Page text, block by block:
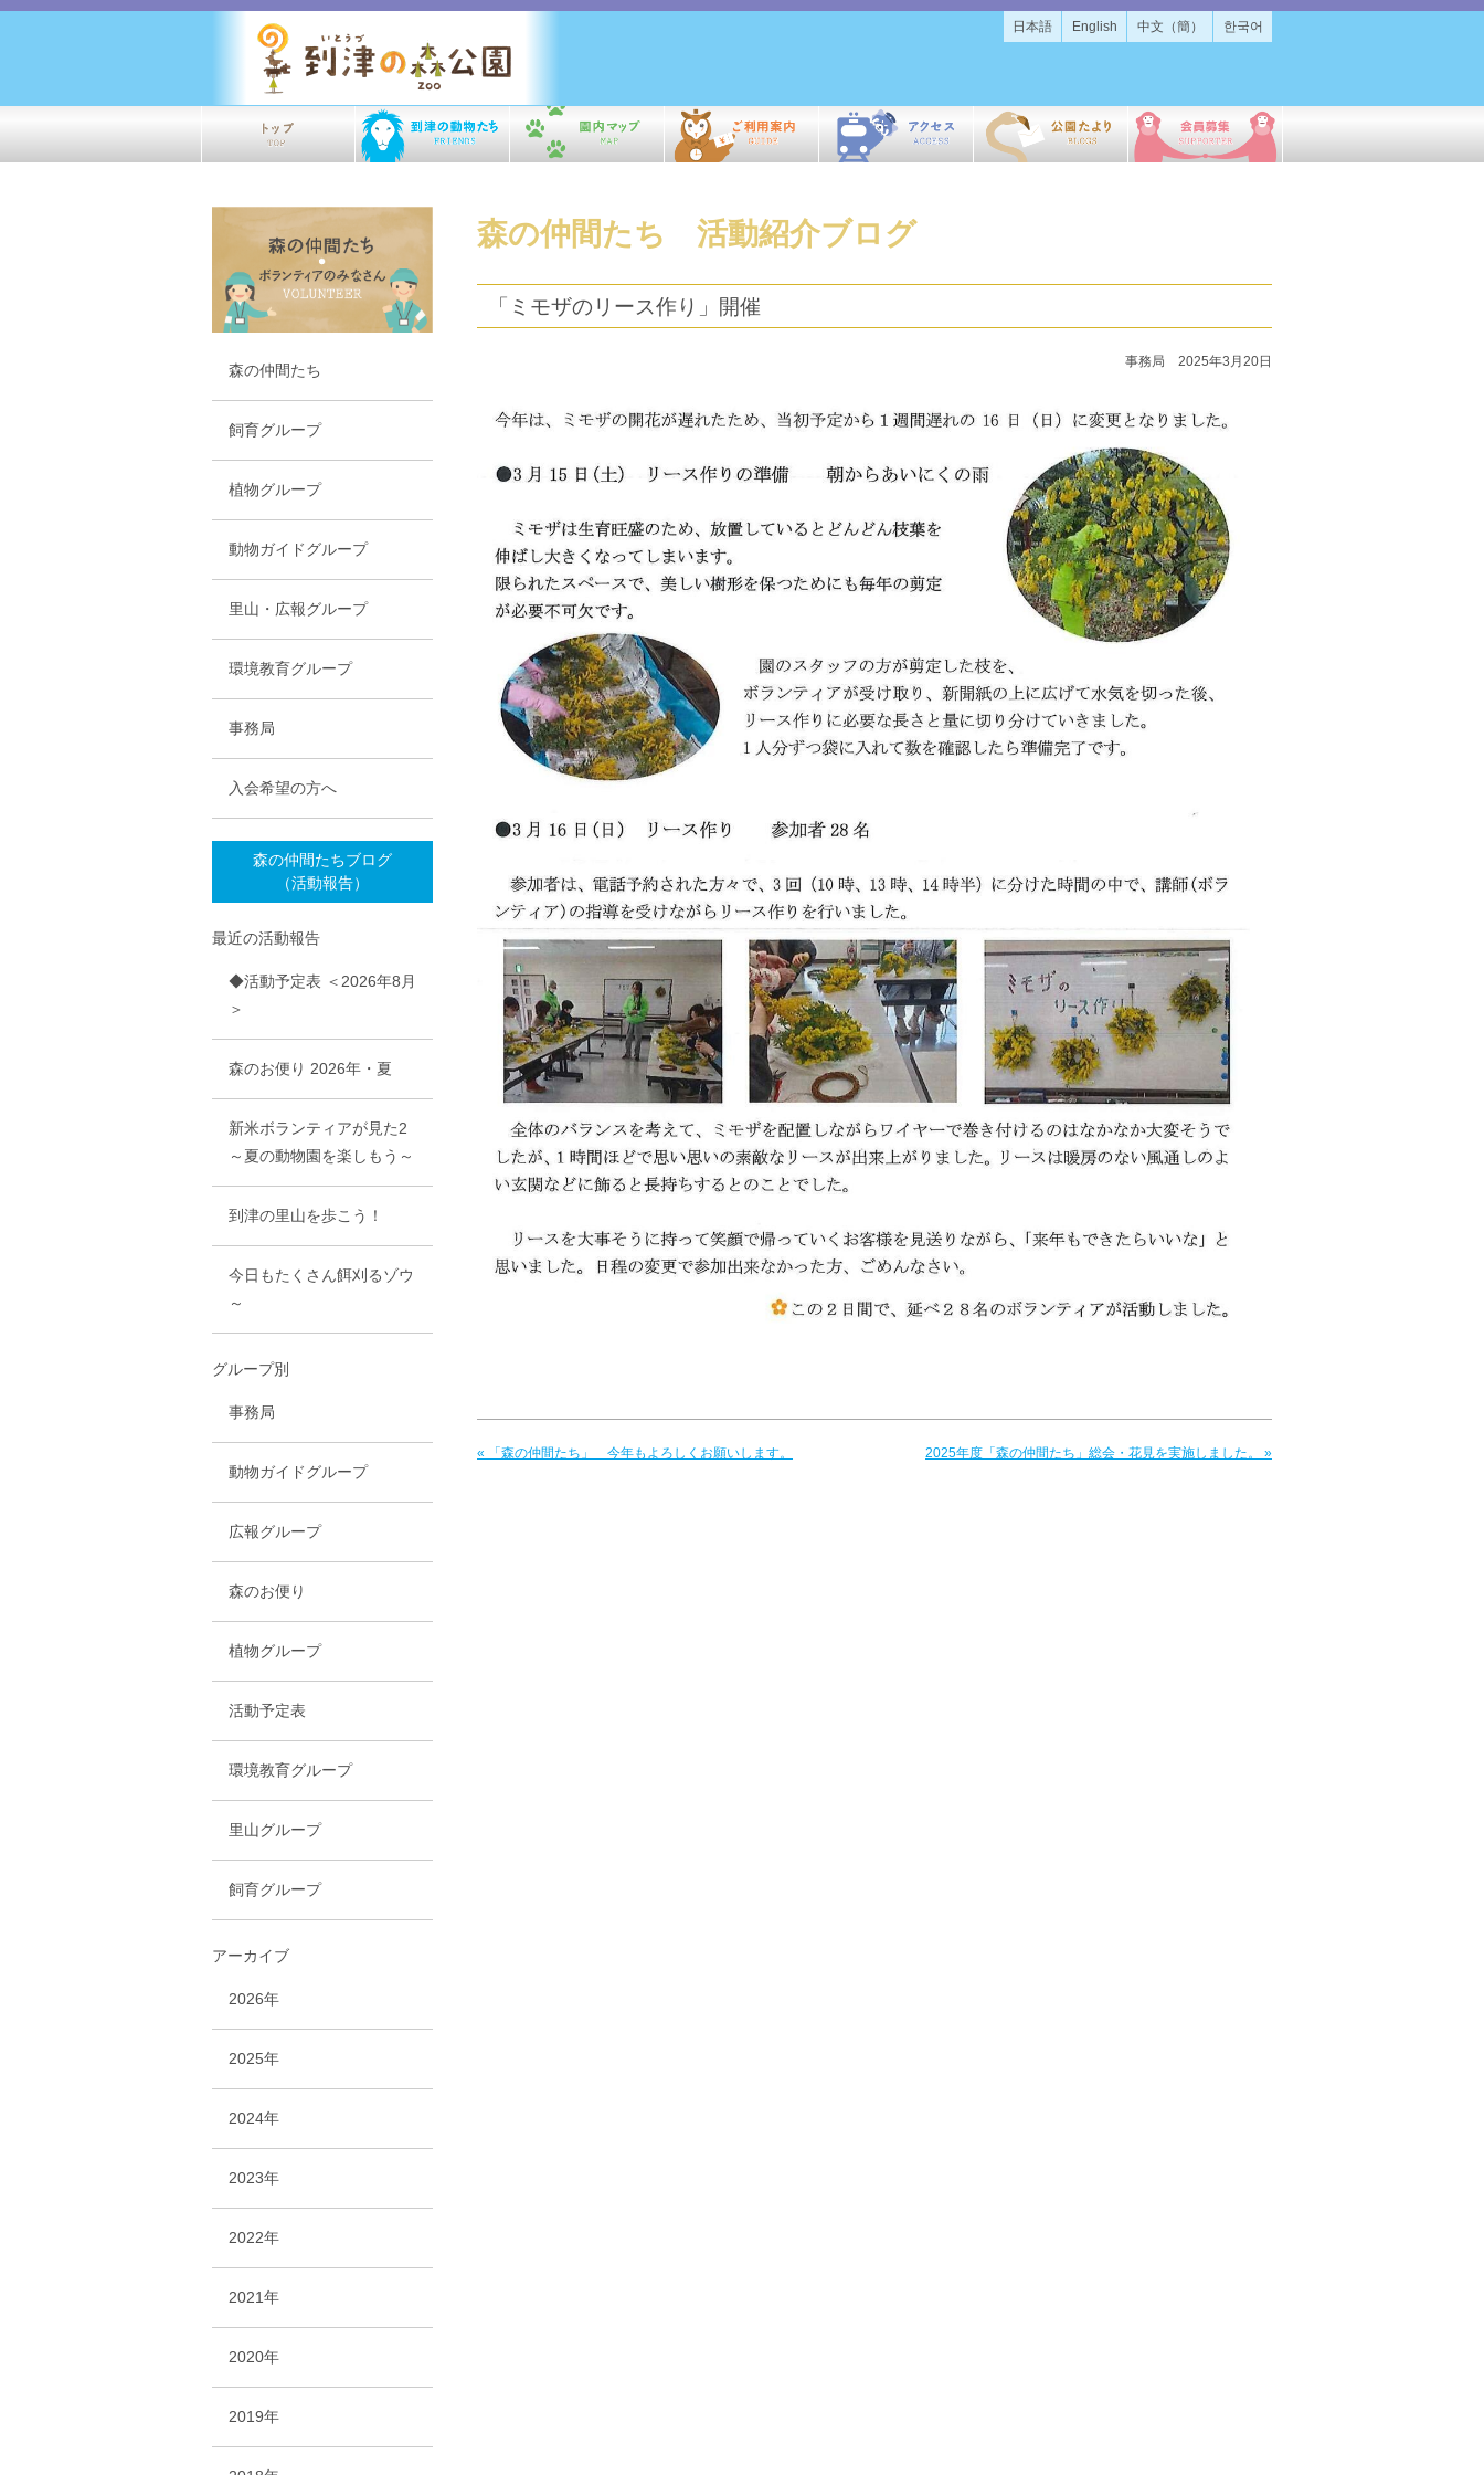
日本語 English 中文（簡） 한국어
森の仲間たち 活動紹介ブログ
「ミモザのリース作り」開催
事務局 2025年3月20日
« 「森の仲間たち」 今年もよろしくお願いします。 2025年度「森の仲間たち」総会・花見を実施しました。 »
森の仲間たち
飼育グループ
植物グループ
動物ガイドグループ
里山・広報グループ
環境教育グループ
事務局
入会希望の方へ
森の仲間たちブログ
（活動報告）
最近の活動報告
◆活動予定表 ＜2026年8月
＞
森のお便り 2026年・夏
新米ボランティアが見た2
～夏の動物園を楽しもう～
到津の里山を歩こう！
今日もたくさん餌刈るゾウ
～
グループ別
事務局
動物ガイドグループ
広報グループ
森のお便り
植物グループ
活動予定表
環境教育グループ
里山グループ
飼育グループ
アーカイブ
2026年
2025年
2024年
2023年
2022年
2021年
2020年
2019年